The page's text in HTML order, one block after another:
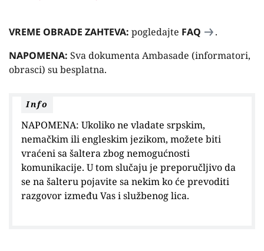
VREME OBRADE ZAHTEVA: pogledajte FAQ
.
NAPOMENA: Sva dokumenta Ambasade (informatori,
obrasci) su besplatna.
Info
NAPOMENA: Ukoliko ne vladate srpskim,
nemačkim ili engleskim jezikom, možete biti
vraćeni sa šaltera zbog nemogućnosti
komunikacije. U tom slučaju je preporučljivo da
se na šalteru pojavite sa nekim ko će prevoditi
razgovor između Vas i službenog lica.